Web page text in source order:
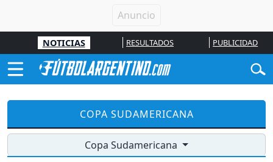
NOTICIAS RESULTADOS PUBLICIDAD
COPA SUDAMERICANA
Copa Sudamericana